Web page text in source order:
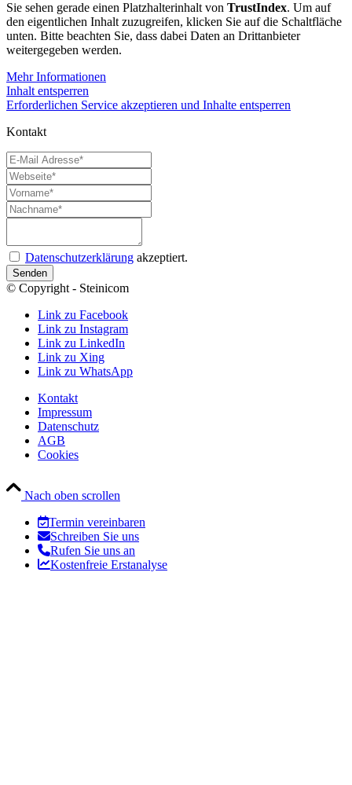
Sie sehen gerade einen Platzhalterinhalt von TrustIndex. Um auf
den eigentlichen Inhalt zuzugreifen, klicken Sie auf die Schaltfläche
unten. Bitte beachten Sie, dass dabei Daten an Drittanbieter
weitergegeben werden.
Mehr Informationen
Inhalt entsperren
Erforderlichen Service akzeptieren und Inhalte entsperren
Kontakt
E-Mail Adresse*
Webseite*
Vorname*
Nachname*
Datenschutz
Datenschutzerklärung akzeptiert.
© Copyright - Steinicom
Link zu Facebook
Link zu Instagram
Link zu LinkedIn
Link zu Xing
Link zu WhatsApp
Kontakt
Impressum
Datenschutz
AGB
Cookies
Nach oben scrollen
Termin vereinbaren
Schreiben Sie uns
Rufen Sie uns an
Kostenfreie Erstanalyse